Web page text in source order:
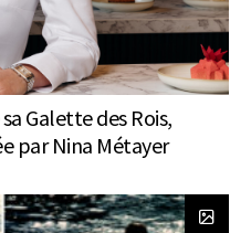
Galette des Rois,
par Nina Métayer